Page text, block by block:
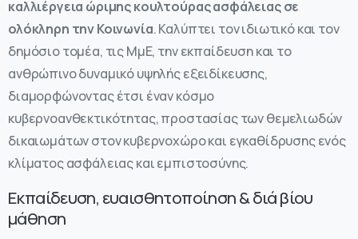
καλλιέργεια ώριμης κουλτούρας ασφάλειας σε
ολόκληρη την Κοινωνία. Καλύπτει τον ιδιωτικό και τον
δημόσιο τομέα, τις ΜμΕ, την εκπαίδευση και το
ανθρώπινο δυναμικό υψηλής εξειδίκευσης,
διαμορφώνοντας έτσι έναν κόσμο
κυβερνοανθεκτικότητας, προστασίας των θεμελιωδών
δικαιωμάτων στον κυβερνοχώρο και εγκαθίδρυσης ενός
κλίματος ασφάλειας και εμπιστοσύνης.
Εκπαίδευση, ευαισθητοποίηση & διά βίου
μάθηση